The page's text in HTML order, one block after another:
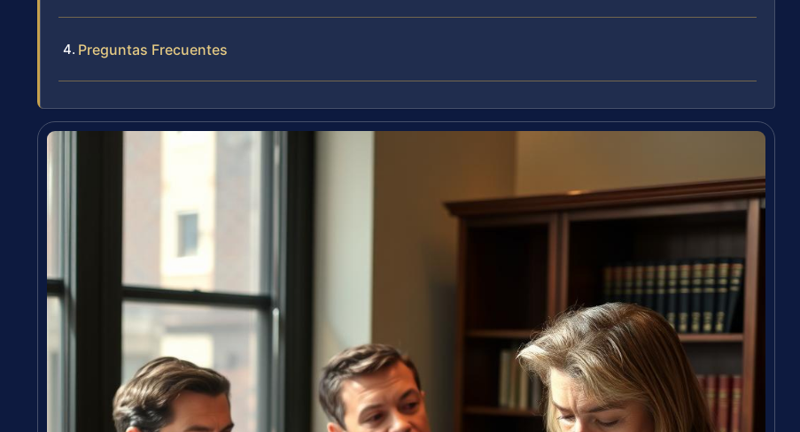
Preguntas Frecuentes